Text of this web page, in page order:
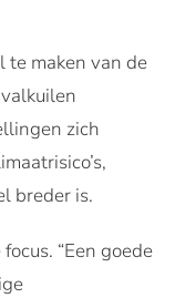
te maken van de
zich
breder is.
“Een goede